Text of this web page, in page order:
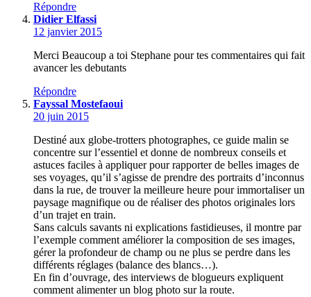
Répondre
Didier Elfassi
12 janvier 2015
Merci Beaucoup a toi Stephane pour tes commentaires qui fait
avancer les debutants
Répondre
Fayssal Mostefaoui
20 juin 2015
Destiné aux globe-trotters photographes, ce guide malin se
concentre sur l’essentiel et donne de nombreux conseils et
astuces faciles à appliquer pour rapporter de belles images de
ses voyages, qu’il s’agisse de prendre des portraits d’inconnus
dans la rue, de trouver la meilleure heure pour immortaliser un
paysage magnifique ou de réaliser des photos originales lors
d’un trajet en train.
Sans calculs savants ni explications fastidieuses, il montre par
l’exemple comment améliorer la composition de ses images,
gérer la profondeur de champ ou ne plus se perdre dans les
différents réglages (balance des blancs…).
En fin d’ouvrage, des interviews de blogueurs expliquent
comment alimenter un blog photo sur la route.